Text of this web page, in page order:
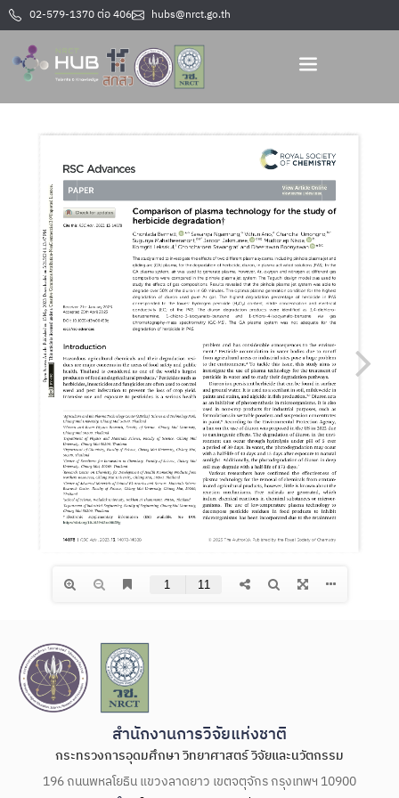
02-579-1370 ต่อ 406 hubs@nrct.go.th
สำนักงานการวิจัยแห่งชาติ
กระทรวงการอุดมศึกษา วิทยาศาสตร์ วิจัยและนวัตกรรม
196 ถนนพหลโยธิน แขวงลาดยาว เขตจตุจักร กรุงเทพฯ 10900